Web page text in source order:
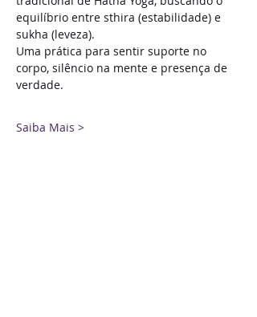
equilíbrio entre sthira (estabilidade) e
sukha (leveza).
Uma prática para sentir suporte no
corpo, silêncio na mente e presença de
verdade.
Saiba Mais >